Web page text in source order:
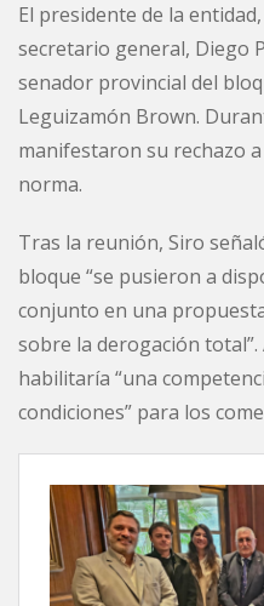
El presidente de la
secretario general, Diego
senador provincial del
Leguizamón Brown.
manifestaron su rechazo
norma.
Tras la reunión, Siro
bloque “se pusieron a
conjunto en una
sobre la derogación
habilitaría “una
condiciones” para los